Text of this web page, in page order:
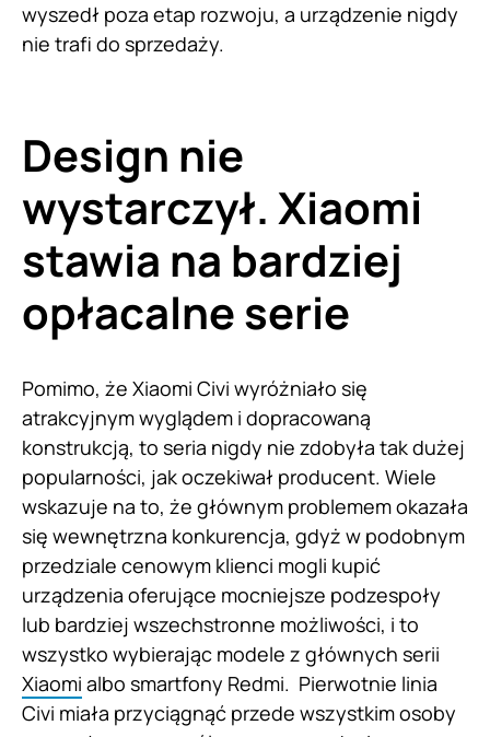
wyszedł poza etap rozwoju, a urządzenie nigdy
nie trafi do sprzedaży.
Design nie
wystarczył. Xiaomi
stawia na bardziej
opłacalne serie
Pomimo, że Xiaomi Civi wyróżniało się
atrakcyjnym wyglądem i dopracowaną
konstrukcją, to seria nigdy nie zdobyła tak dużej
popularności, jak oczekiwał producent. Wiele
wskazuje na to, że głównym problemem okazała
się wewnętrzna konkurencja, gdyż w podobnym
przedziale cenowym klienci mogli kupić
urządzenia oferujące mocniejsze podzespoły
lub bardziej wszechstronne możliwości, i to
wszystko wybierając modele z głównych serii
Xiaomi albo smartfony Redmi. Pierwotnie linia
Civi miała przyciągnąć przede wszystkim osoby